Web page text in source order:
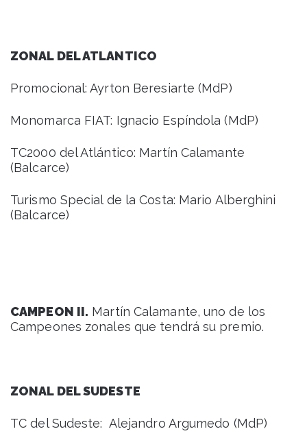
ZONAL DEL ATLANTICO
Promocional: Ayrton Beresiarte (MdP)
Monomarca FIAT: Ignacio Espíndola (MdP)
TC2000 del Atlántico: Martín Calamante
(Balcarce)
Turismo Special de la Costa: Mario Alberghini
(Balcarce)
CAMPEON II. Martín Calamante, uno de los
Campeones zonales que tendrá su premio.
ZONAL DEL SUDESTE
TC del Sudeste: Alejandro Argumedo (MdP)